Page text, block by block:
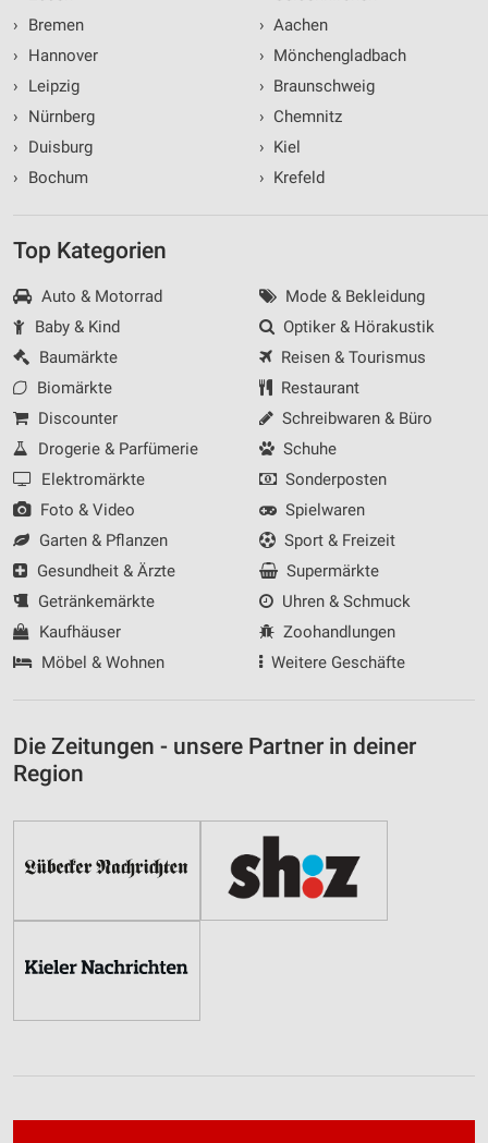
›
Bremen
›
Hannover
›
Leipzig
›
Nürnberg
›
Duisburg
›
Bochum
› Aachen
› Mönchengladbach
› Braunschweig
› Chemnitz
› Kiel
› Krefeld
Top Kategorien
Auto & Motorrad
Baby & Kind
Baumärkte
Biomärkte
Discounter
Drogerie & Parfümerie
Elektromärkte
Foto & Video
Garten & Pflanzen
Gesundheit & Ärzte
Getränkemärkte
Kaufhäuser
Möbel & Wohnen
Mode & Bekleidung
Optiker & Hörakustik
Reisen & Tourismus
Restaurant
Schreibwaren & Büro
Schuhe
Sonderposten
Spielwaren
Sport & Freizeit
Supermärkte
Uhren & Schmuck
Zoohandlungen
Weitere Geschäfte
Die Zeitungen - unsere Partner in deiner
Region